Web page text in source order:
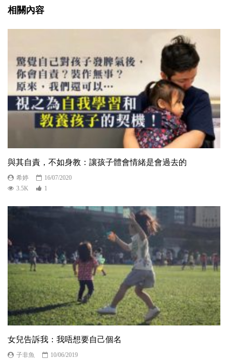
相關內容
與其自責，不如身教：讓孩子體會情緒是會過去的
希婷
16/07/2020
3.5K
1
女兒告訴我：我唔想要自己個名
子非魚
10/06/2019